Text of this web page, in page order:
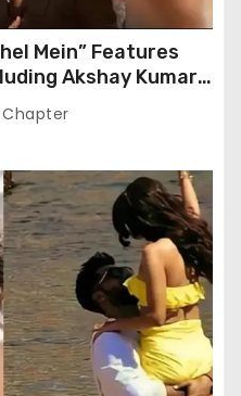
Mein” Features
Akshay Kumar,
Khan, and More